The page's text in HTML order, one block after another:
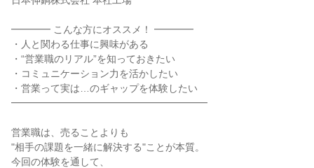
━━━━ こんな方にオススメ！ ━━━━
・人と関わる仕事に興味がある
・“営業職のリアル”を知っておきたい
・コミュニケーション力を活かしたい
・営業って実は…のギャップを体験したい
━━━━━━━━━━━━━━━━━━━━
営業職は、売ることよりも
"相手の課題を一緒に解決する"ことが本質。
今回の体験を通して、